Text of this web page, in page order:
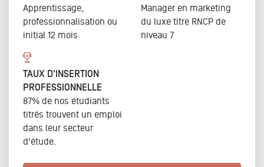
Apprentissage,
professionnalisation ou
initial 12 mois
Manager en marketing
du luxe titre RNCP de
niveau 7
TAUX D'INSERTION
PROFESSIONNELLE
87% de nos étudiants
titrés trouvent un emploi
dans leur secteur
d'étude.